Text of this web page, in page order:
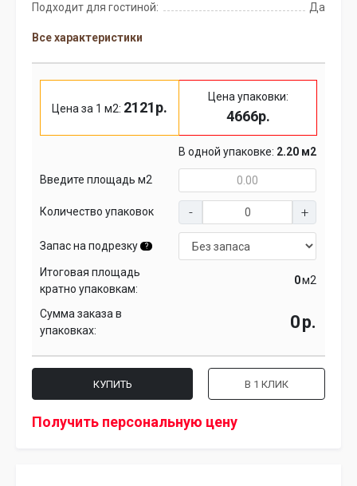
Подходит для гостиной:
Да
Все характеристики
Цена за 1 м2: 2121р.
Цена упаковки:
4666р.
В одной упаковке: 2.20 м2
Введите площадь м2
Количество упаковок
Запас на подрезку ?
Итоговая площадь
кратно упаковкам:
м2
Сумма заказа в
упаковках:
р.
КУПИТЬ В 1 КЛИК
Получить персональную цену